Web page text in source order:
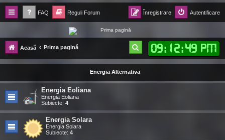
FAQ Reguli Forum Autentificare
Înregistrare
Forum Ecolomania™®
-= Idei pentru viitor =-
Acasă Prima pagină 09: 12:50 PM
ă
r
Energia Alternativa
Energia Eoliana
Energia Eoliana
Subiecte: 4
Energia Solara
Energia Solara
Subiecte: 4